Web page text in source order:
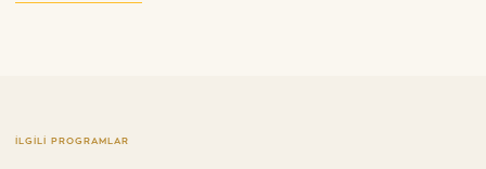
İLGILI PROGRAMLAR